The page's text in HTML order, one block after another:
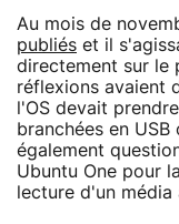
Au mois de
publiés et il
directement sur le
réflexions avaient
l'OS devait
branchées en
également
Ubuntu One pour
lecture d'un